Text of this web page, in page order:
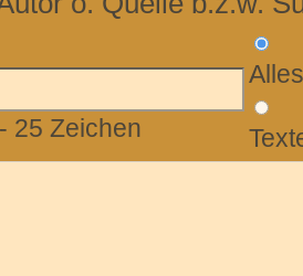
25 Zeichen
Alles